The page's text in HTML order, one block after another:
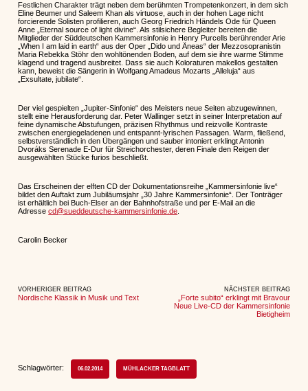
Festlichen Charakter trägt neben dem berühmten Trompetenkonzert, in dem sich
Eline Beumer und Saleem Khan als virtuose, auch in der hohen Lage nicht
forcierende Solisten profilieren, auch Georg Friedrich Händels Ode für Queen
Anne „Eternal source of light divine“. Als stilsichere Begleiter bereiten die
Mitglieder der Süddeutschen Kammersinfonie in Henry Purcells berührender Arie
„When I am laid in earth“ aus der Oper „Dido und Äneas“ der Mezzosopranistin
Maria Rebekka Stöhr den wohltönenden Boden, auf dem sie ihre warme Stimme
klagend und tragend ausbreitet. Dass sie auch Koloraturen makellos gestalten
kann, beweist die Sängerin in Wolfgang Amadeus Mozarts „Alleluja“ aus
„Exsultate, jubilate“.
Der viel gespielten „Jupiter-Sinfonie“ des Meisters neue Seiten abzugewinnen,
stellt eine Herausforderung dar. Peter Wallinger setzt in seiner Interpretation auf
feine dynamische Abstufungen, präzisen Rhythmus und reizvolle Kontraste
zwischen energiegeladenen und entspannt-lyrischen Passagen. Warm, fließend,
selbstverständlich in den Übergängen und sauber intoniert erklingt Antonin
Dvoráks Serenade E-Dur für Streichorchester, deren Finale den Reigen der
ausgewählten Stücke furios beschließt.
Das Erscheinen der elften CD der Dokumentationsreihe „Kammersinfonie live“
bildet den Auftakt zum Jubiläumsjahr „30 Jahre Kammersinfonie“. Der Tonträger
ist erhältlich bei Buch-Elser an der Bahnhofstraße und per E-Mail an die
Adressecd@sueddeutsche-kammersinfonie.de
Carolin Becker
VORHERIGER BEITRAG
Nordische Klassik in Musik und Text
NÄCHSTER BEITRAG
„Forte subito“ erklingt mit Bravour
Neue Live-CD der Kammersinfonie
Bietigheim
Schlagwörter: 06.02.2014 MÜHLACKER TAGBLATT